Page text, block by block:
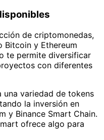
de criptomonedas,
Bitcoin y Ethereum
te permite diversificar
con diferentes
variedad de tokens
la inversión en
y Binance Smart Chain.
ofrece algo para